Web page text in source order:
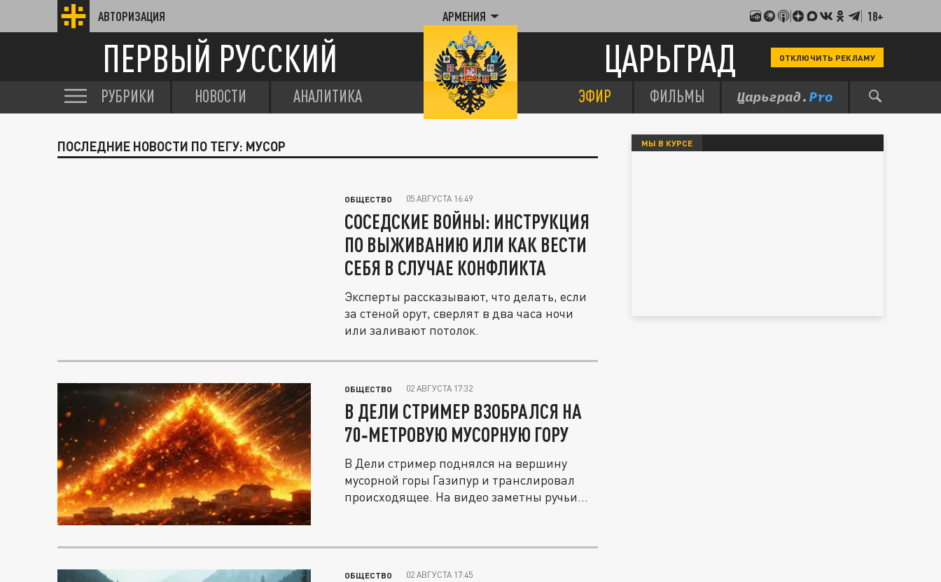
АВТОРИЗАЦИЯ АРМЕНИЯ 18+
ПЕРВЫЙ РУССКИЙ ЦАРЬГРАД ОТКЛЮЧИТЬ РЕКЛАМУ
РУБРИКИ НОВОСТИ АНАЛИТИКА ЭФИР ФИЛЬМЫ
ПОСЛЕДНИЕ НОВОСТИ ПО ТЕГУ: МУСОР
ОБЩЕСТВО 05 АВГУСТА 16:49
СОСЕДСКИЕ ВОЙНЫ: ИНСТРУКЦИЯ
ПО ВЫЖИВАНИЮ ИЛИ КАК ВЕСТИ
СЕБЯ В СЛУЧАЕ КОНФЛИКТА
Эксперты рассказывают, что делать, если
за стеной орут, сверлят в два часа ночи
или заливают потолок.
ОБЩЕСТВО 02 АВГУСТА 17:32
В ДЕЛИ СТРИМЕР ВЗОБРАЛСЯ НА
70‑МЕТРОВУЮ МУСОРНУЮ ГОРУ
В Дели стример поднялся на вершину
мусорной горы Газипур и транслировал
происходящее. На видео заметны ручьи...
ОБЩЕСТВО 02 АВГУСТА 17:45
МЫ В КУРСЕ